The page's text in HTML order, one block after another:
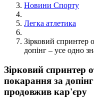
Новини Спорту
Легка атлетика
Зірковий спринтер
допінг – усе одно
Зірковий спринтер
покарання за
продовжив кар'єру